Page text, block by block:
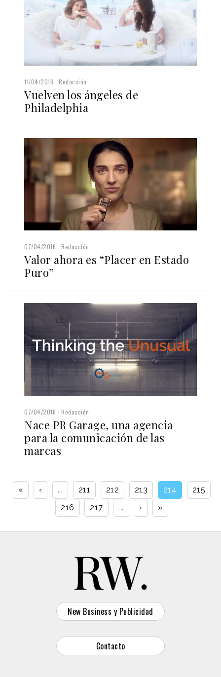
11/04/2016 Redacción
Vuelven los ángeles de
Philadelphia
07/04/2016 Redacción
Valor ahora es “Placer en Estado
Puro”
07/04/2016 Redacción
Nace PR Garage, una agencia
para la comunicación de las
marcas
« ‹ ... 211 212 213 214
215
216
217 ... › »
New Business y Publicidad
Contacto